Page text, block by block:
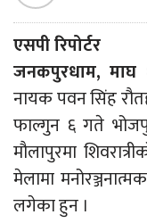
एसपी रिपोर्टर
जनकपुरधाम,
नायक पवन सिंह
फाल्गुन ६ गते
मौलापुरमा
मेलामा
लगेका हुन ।